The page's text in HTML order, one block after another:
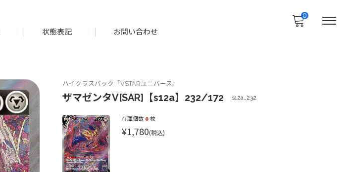
状態表記 お問い合わせ
0
ハイクラスパック「VSTARユニバース」
ザマゼンタV[SAR]【s12a】232/172 s12a_232
在庫個数 0 枚
¥1,780(税込)